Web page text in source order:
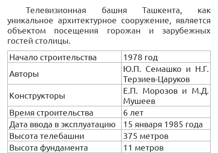
Телевизионная башня Ташкента, как
уникальное архитектурное сооружение, является
объектом посещения горожан и зарубежных
гостей столицы.
Начало строительства
1978 год
Авторы
Ю.П. Семашко и Н.Г.
Терзиев-Царуков
Конструкторы
Е.П. Морозов и М.Д.
Мушеев
Время строительства
6 лет
Дата ввода в эксплуатацию
15 января 1985 года
Высота телебашни
375 метров
Высота фундамента
11 метров